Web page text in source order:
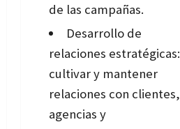
de las campañas.
Desarrollo de
relaciones estratégicas:
cultivar y mantener
relaciones con clientes,
agencias y